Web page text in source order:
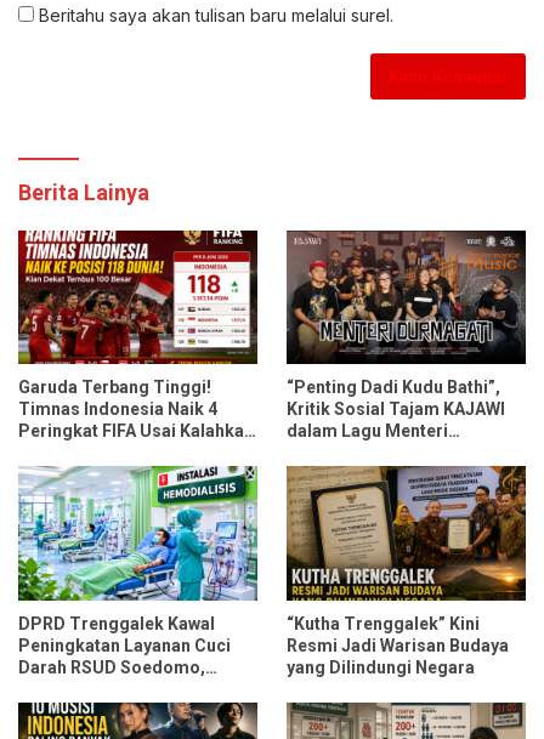
Beritahu saya akan tulisan baru melalui surel.
Berita Lainya
Garuda Terbang Tinggi!
Timnas Indonesia Naik 4
Peringkat FIFA Usai Kalahkan
“Penting Dadi Kudu Bathi”,
Kritik Sosial Tajam KAJAWI
dalam Lagu Menteri
DPRD Trenggalek Kawal
Peningkatan Layanan Cuci
Darah RSUD Soedomo,
Pasien Sekali Pelayanan
“Kutha Trenggalek” Kini
Resmi Jadi Warisan Budaya
yang Dilindungi Negara